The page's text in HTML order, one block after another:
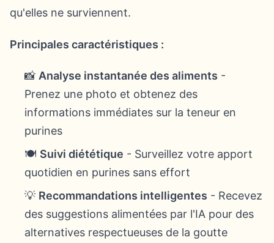
qu'elles ne surviennent.
Principales caractéristiques :
📸 Analyse instantanée des aliments -
Prenez une photo et obtenez des
informations immédiates sur la teneur en
purines
🍽️ Suivi diététique - Surveillez votre apport
quotidien en purines sans effort
💡 Recommandations intelligentes - Recevez
des suggestions alimentées par l'IA pour des
alternatives respectueuses de la goutte